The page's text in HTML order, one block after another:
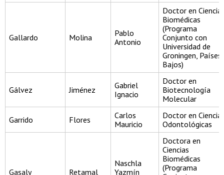
Gallardo Molina
Pablo
Antonio
Doctor en
Biomédicas
(Programa
Conjunto con
Universidad de
Groningen, Países
Bajos)
Gálvez Jiménez
Gabriel
Ignacio
Doctor en
Biotecnología
Molecular
Garrido Flores
Carlos
Mauricio
Doctor en
Odontológicas
Gasaly Retamal
Naschla
Yazmín
Doctora en
Ciencias
Biomédicas
(Programa